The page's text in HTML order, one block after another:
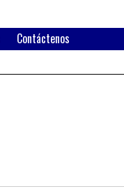
Area
Contáctenos